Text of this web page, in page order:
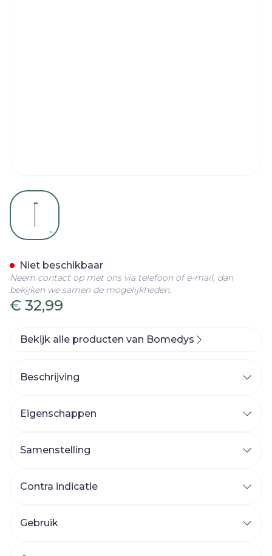
View larger image
€ 32,99
Niet beschikbaar
Neem contact op met ons via telefoon of e-mail, dan
bekijken we samen de mogelijkheden.
Bekijk alle producten van Bomedys
Beschrijving
Eigenschappen
Samenstelling
Contra indicatie
Gebruik